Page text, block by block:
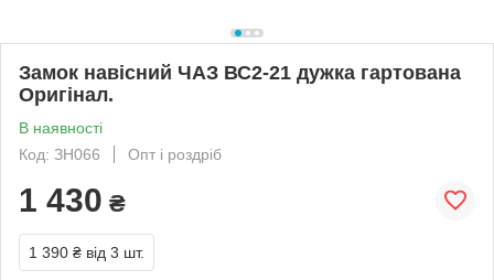
Замок навісний ЧАЗ ВС2-21 дужка гартована
Оригінал.
В наявності
Код: ЗН066
Опт і роздріб
1 430 ₴
1 390 ₴ від 3 шт.